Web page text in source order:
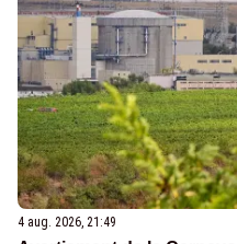
4 aug. 2026, 21:49